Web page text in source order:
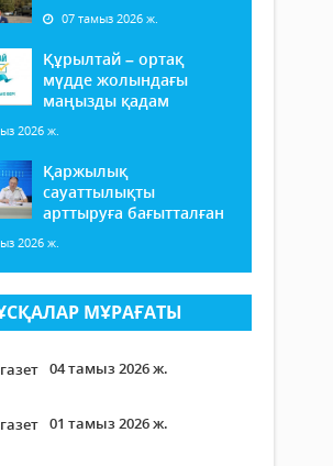
07 тамыз 2026 ж.
Құрылтай – ортақ
мүдде жолындағы
маңызды қадам
2026 ж.
Қаржылық
сауаттылықты
арттыруға бағытталған
2026 ж.
МҰРАҒАТЫ
04 тамыз 2026 ж.
01 тамыз 2026 ж.